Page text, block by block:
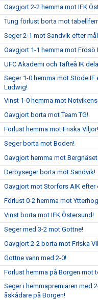
Oavgjort 2-2 hemma mot IFK
Tung förlust borta mot
Seger 2-1 mot Sandvik efter
Oavgjort 1-1 hemma mot Frösö
UFC Akademi och Täfteå IK
Seger 1-0 hemma mot Stöde
Ludwig!
Vinst 1-0 hemma mot Notvikens
Oavgjort borta mot Team TG!
Förlust hemma mot Friska Viljor!
Seger borta mot Boden!
Oavgjort hemma mot
Derbyseger borta mot Sandvik!
Oavgjort mot Storfors AIK
Förlust 0-2 hemma mot
Vinst borta mot IFK Östersund!
Seger med 3-2 mot Gottne!
Oavgjort 2-2 borta mot Friska
Gottne vann med 2-0!
Förlust hemma på Borgen mot
Seger i hemmapremiären med
åskådare på Borgen!